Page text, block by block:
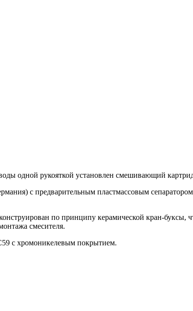
одной рукояткой установлен смешивающий
с предварительным пластмассовым
по принципу керамической кран-буксы,
смесителя.
с хромоникелевым покрытием.